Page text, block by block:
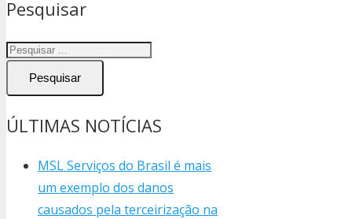
Pesquisar
Pesquisar
ÚLTIMAS NOTÍCIAS
MSL Serviços do Brasil é mais
um exemplo dos danos
causados pela terceirização na